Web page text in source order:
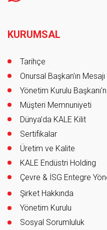
KURUMSAL
Tarihçe
Onursal Başkan'ın Mesajı
Yönetim Kurulu
Müşteri Memnuniyeti
Dünya’da KALE Kilit
Sertifikalar
Üretim ve Kalite
KALE Endüstri Holding
Çevre & İSG Entegre
Şirket Hakkında
Yönetim Kurulu
Sosyal Sorumluluk